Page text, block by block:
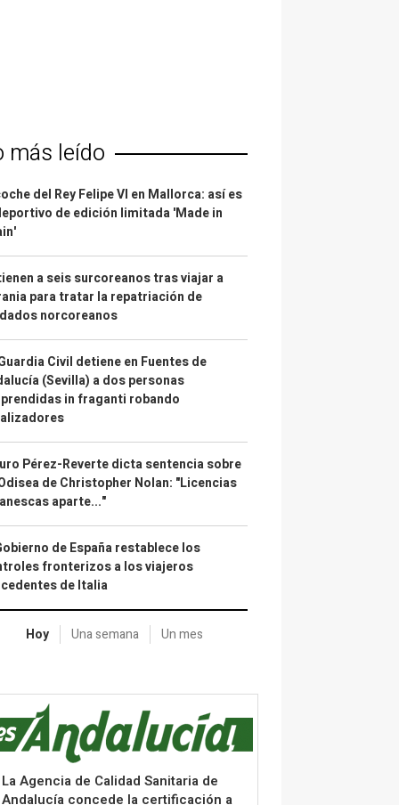
más leído
del Rey Felipe VI en Mallorca: así es
de edición limitada 'Made in
a seis surcoreanos tras viajar a
para tratar la repatriación de
norcoreanos
Civil detiene en Fuentes de
(Sevilla) a dos personas
in fraganti robando
Pérez-Reverte dicta sentencia sobre
de Christopher Nolan: "Licencias
aparte..."
de España restablece los
fronterizos a los viajeros
de Italia
Hoy Una semana Un mes
La Agencia de Calidad Sanitaria de
Andalucía concede la certificación a